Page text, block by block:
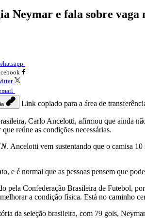
Neymar e fala sobre
Link copiado para a área de
Carlo Ancelotti, afirmou que ainda
reúne as condições necessárias.
. Ancelotti vem sustentando que o camisa
e é normal que as pessoas pensem que
pela Confederação Brasileira de Futebol,
a condição física. Está no caminho
da seleção brasileira, com 79 gols,